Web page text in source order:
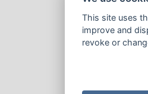
This site uses
improve and
revoke or